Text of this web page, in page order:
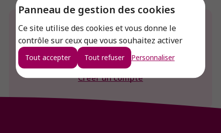
Panneau de gestion des cookies
Ce site utilise des cookies et vous donne le
contrôle sur ceux que vous souhaitez activer
Tout accepter Tout refuser Personnaliser
Envie de connaitre le prix de ce produit ?
Connexion
Créer un compte